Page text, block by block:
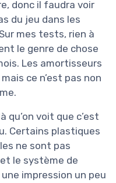
donc il faudra voir
du jeu dans les
mes tests, rien à
le genre de chose
Les amortisseurs
ce n’est pas non
qu’on voit que c’est
Certains plastiques
ne sont pas
le système de
impression un peu